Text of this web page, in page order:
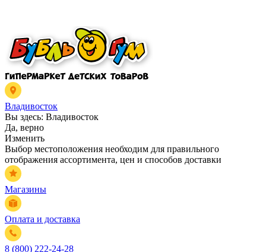
Владивосток
Вы здесь: Владивосток
Да, верно
Изменить
Выбор местоположения необходим для правильного
отображения ассортимента, цен и способов доставки
Магазины
Оплата и доставка
8 (800) 222-24-28